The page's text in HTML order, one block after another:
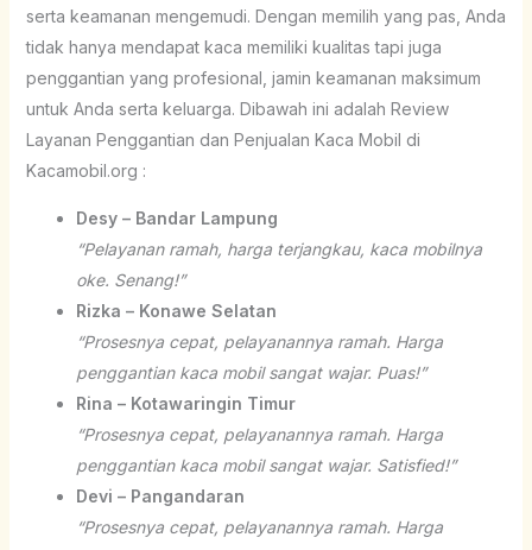
serta keamanan mengemudi. Dengan memilih yang pas, Anda
tidak hanya mendapat kaca memiliki kualitas tapi juga
penggantian yang profesional, jamin keamanan maksimum
untuk Anda serta keluarga. Dibawah ini adalah Review
Layanan Penggantian dan Penjualan Kaca Mobil di
Kacamobil.org :
Desy – Bandar Lampung
“Pelayanan ramah, harga terjangkau, kaca mobilnya
oke. Senang!”
Rizka – Konawe Selatan
“Prosesnya cepat, pelayanannya ramah. Harga
penggantian kaca mobil sangat wajar. Puas!”
Rina – Kotawaringin Timur
“Prosesnya cepat, pelayanannya ramah. Harga
penggantian kaca mobil sangat wajar. Satisfied!”
Devi – Pangandaran
“Prosesnya cepat, pelayanannya ramah. Harga